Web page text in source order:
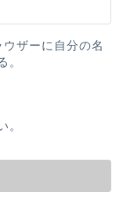
ザーに自分の名
。
。